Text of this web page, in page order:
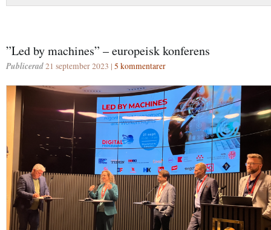
”Led by machines” – europeisk konferens
Publicerad21 september 2023 | 5 kommentarer